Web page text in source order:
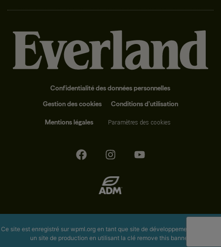
Confidentialité des données personnelles
Gestion des cookies
Conditions d’utilisation
Mentions légales Paramètres des cookies
Ce site est enregistré sur wpml.orgen tant que site de développement. Passez à
un site de production en utilisant la clé remove this banner